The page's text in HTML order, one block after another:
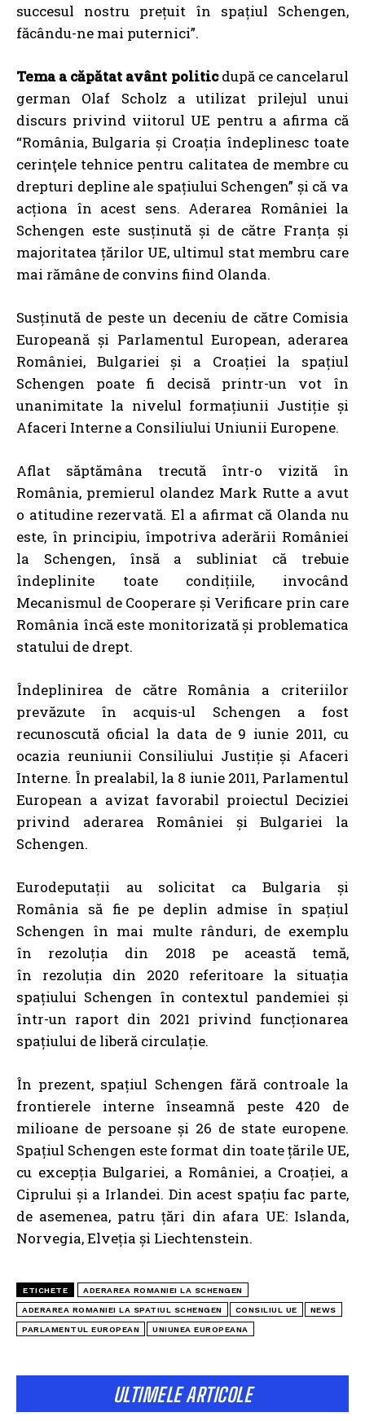
succesul nostru prețuit în spațiul Schengen,
făcându-ne mai puternici”.
Tema a căpătat avânt politicdupă ce cancelarul
german Olaf Scholz a utilizat prilejul unui
discurs privind viitorul UE pentru a afirma că
“România, Bulgaria și Croația îndeplinesc toate
cerinţele tehnice pentru calitatea de membre cu
drepturi depline ale spațiului Schengen” și că va
acționa în acest sens. Aderarea României la
Schengen este susținută și de către Franța și
majoritatea țărilor UE, ultimul stat membru care
mai rămâne de convins fiind Olanda.
Susținută de peste un deceniu de către Comisia
Europeană și Parlamentul European, aderarea
României, Bulgariei și a Croației la spațiul
Schengen poate fi decisă printr-un vot în
unanimitate la nivelul formațiunii Justiție și
Afaceri Interne a Consiliului Uniunii Europene.
Aflat săptămâna trecută într-o vizită în
România, premierul olandez Mark Rutte a avut
o atitudine rezervată. El a afirmat că Olanda nu
este, în principiu, împotriva aderării României
la Schengen, însă a subliniat că trebuie
îndeplinite toate condițiile, invocând
Mecanismul de Cooperare și Verificare prin care
România încă este monitorizată și problematica
statului de drept.
Îndeplinirea de către România a criteriilor
prevăzute în acquis-ul Schengen a fost
recunoscută oficial la data de 9 iunie 2011, cu
ocazia reuniunii Consiliului Justiție și Afaceri
Interne. În prealabil, la 8 iunie 2011, Parlamentul
European a avizat favorabil proiectul Deciziei
privind aderarea României și Bulgariei la
Schengen.
Eurodeputații au solicitat ca Bulgaria și
România să fie pe deplin admise în spațiul
Schengen în mai multe rânduri, de exemplu
în rezoluția din 2018 pe această temă,
în rezoluția din 2020 referitoare la situația
spațiului Schengen în contextul pandemiei și
într-un raport din 2021 privind funcționarea
spațiului de liberă circulație.
În prezent, spațiul Schengen fără controale la
frontierele interne înseamnă peste 420 de
milioane de persoane și 26 de state europene.
Spațiul Schengen este format din toate țările UE,
cu excepția Bulgariei, a României, a Croației, a
Ciprului și a Irlandei. Din acest spațiu fac parte,
de asemenea, patru țări din afara UE: Islanda,
Norvegia, Elveția și Liechtenstein.
ETICHETE ADERAREA ROMANIEI LA SCHENGEN
ADERAREA ROMANIEI LA SPATIUL SCHENGEN CONSILIUL UE NEWS
PARLAMENTUL EUROPEAN UNIUNEA EUROPEANA
ULTIMELE ARTICOLE